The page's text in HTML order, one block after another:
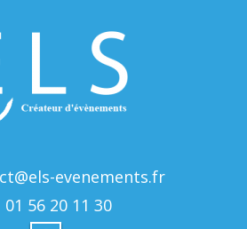
evenements.fr
01 56 20 11 30